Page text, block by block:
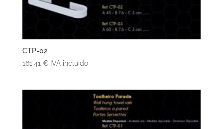
CTP-02
161,41 € IVA incluido